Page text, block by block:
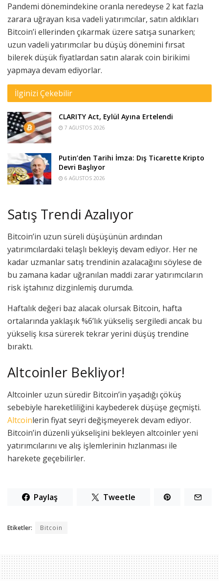
Pandemi dönemindekine oranla neredeyse 2 kat fazla
zarara uğrayan kısa vadeli yatırımcılar, satın aldıkları
Bitcoin’i ellerinden çıkarmak üzere satışa sunarken;
uzun vadeli yatırımcılar bu düşüş dönemini fırsat
bilerek düşük fiyatlardan satın alarak coin birikimi
yapmaya devam ediyorlar.
İlginizi Çekebilir
CLARITY Act, Eylül Ayına Ertelendi
7 AĞUSTOS 2026
Putin’den Tarihi İmza: Dış Ticarette Kripto
Devri Başlıyor
6 AĞUSTOS 2026
Satış Trendi Azalıyor
Bitcoin’in uzun süreli düşüşünün ardından
yatırımcılardaki telaşlı bekleyiş devam ediyor. Her ne
kadar uzmanlar satış trendinin azalacağını söylese de
bu zamana kadar uğranılan maddi zarar yatırımcıların
risk iştahınız dizginlemiş durumda.
Haftalık değeri baz alacak olursak Bitcoin, hafta
ortalarında yaklaşık %6’lık yükseliş sergiledi ancak bu
yükseliş kısa sürerek tekrar yerini düşüş trendine
bıraktı.
Altcoinler Bekliyor!
Altcoinler uzun süredir Bitcoin’in yaşadığı çöküş
sebebiyle hareketliliğini kaybederek düşüşe geçmişti.
Altcoinlerin fiyat seyri değişmeyerek devam ediyor.
Bitcoin’in düzenli yükselişini bekleyen altcoinler yeni
yatırımcılarını ve alış işlemlerinin hızlanması ile
harekete geçebilirler.
Paylaş Tweetle
Etiketler: Bitcoin